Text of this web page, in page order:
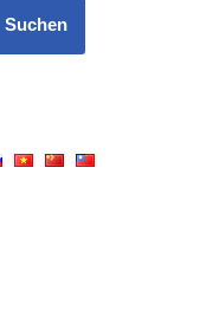
Suchen